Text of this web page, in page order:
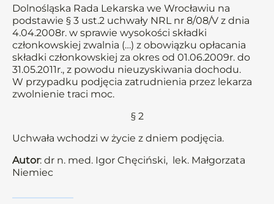
Dolnośląska Rada Lekarska we Wrocławiu na
podstawie § 3 ust.2 uchwały NRL nr 8/08/V z dnia
4.04.2008r. w sprawie wysokości składki
członkowskiej zwalnia (…) z obowiązku opłacania
składki członkowskiej za okres od 01.06.2009r. do
31.05.2011r., z powodu nieuzyskiwania dochodu.
W przypadku podjęcia zatrudnienia przez lekarza
zwolnienie traci moc.
§ 2
Uchwała wchodzi w życie z dniem podjęcia.
Autor: dr n. med. Igor Chęciński, lek. Małgorzata
Niemiec